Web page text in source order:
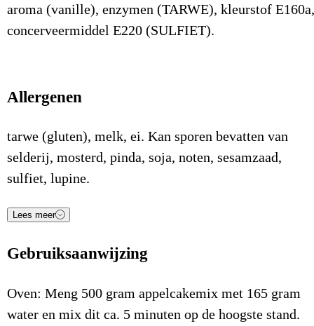
aroma (vanille), enzymen (TARWE), kleurstof E160a,
concerveermiddel E220 (SULFIET).
Allergenen
tarwe (gluten), melk, ei. Kan sporen bevatten van
selderij, mosterd, pinda, soja, noten, sesamzaad,
sulfiet, lupine.
Voedingsstof
Energie (kJ)
Vetten 19,2 g/100gr
Lees meer
Gebruiksaanwijzing
Oven: Meng 500 gram appelcakemix met 165 gram
water en mix dit ca. 5 minuten op de hoogste stand.